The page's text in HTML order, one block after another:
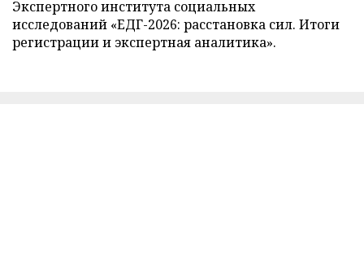
Экспертного института социальных
исследований «ЕДГ-2026: расстановка сил. Итоги
регистрации и экспертная аналитика».